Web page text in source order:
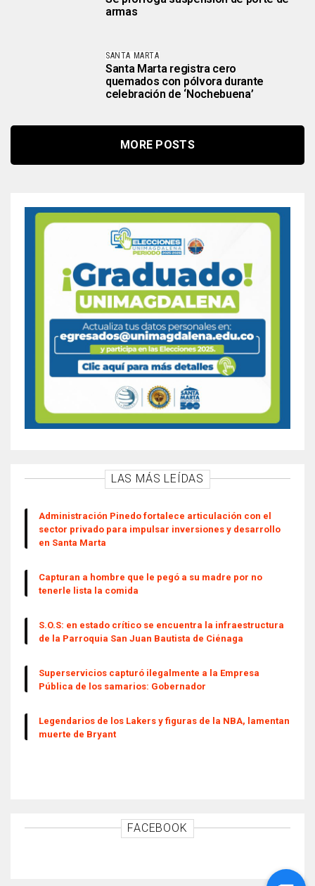
armas
SANTA MARTA
Santa Marta registra cero
quemados con pólvora durante
celebración de ‘Nochebuena’
MORE POSTS
LAS MÁS LEÍDAS
Administración Pinedo fortalece articulación con el
sector privado para impulsar inversiones y desarrollo
en Santa Marta
Capturan a hombre que le pegó a su madre por no
tenerle lista la comida
S.O.S: en estado crítico se encuentra la infraestructura
de la Parroquia San Juan Bautista de Ciénaga
Superservicios capturó ilegalmente a la Empresa
Pública de los samarios: Gobernador
Legendarios de los Lakers y figuras de la NBA, lamentan
muerte de Bryant
FACEBOOK